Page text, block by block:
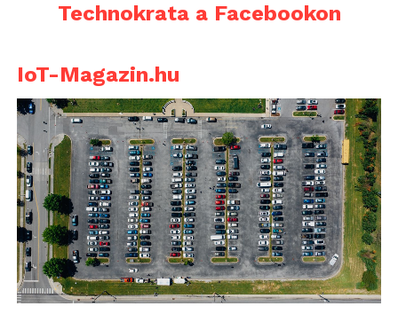
Technokrata a Facebookon
IoT-Magazin.hu